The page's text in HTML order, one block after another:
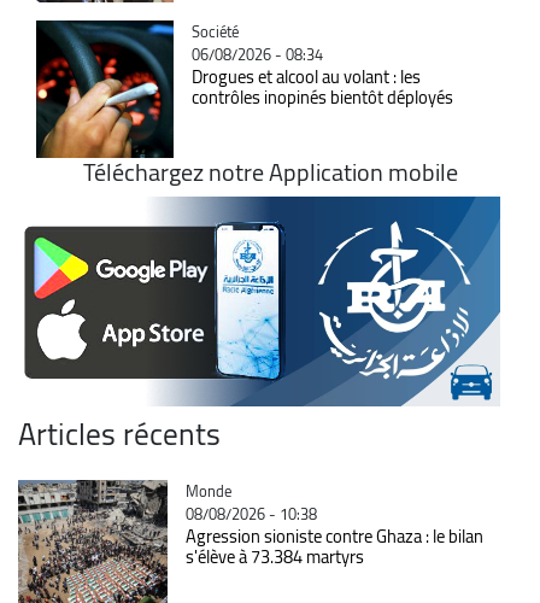
Catégorie
Société
06/08/2026 - 08:34
Drogues et alcool au volant : les
contrôles inopinés bientôt déployés
Téléchargez notre Application mobile
Articles récents
Catégorie
Monde
08/08/2026 - 10:38
Agression sioniste contre Ghaza : le bilan
s'élève à 73.384 martyrs